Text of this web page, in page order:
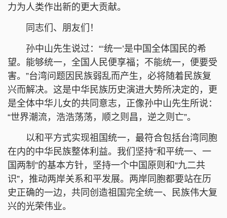
力为人类作出新的更大贡献。
同志们、朋友们！
孙中山先生说过：“‘统一’是中国全体国民的希
望。能够统一，全国人民便享福；不能统一，便要受
害。”台湾问题因民族弱乱而产生，必将随着民族复
兴而解决。这是中华民族历史演进大势所决定的，更
是全体中华儿女的共同意志，正像孙中山先生所说：
“世界潮流，浩浩荡荡，顺之则昌，逆之则亡”。
以和平方式实现祖国统一，最符合包括台湾同胞
在内的中华民族整体利益。我们坚持“和平统一、一
国两制”的基本方针，坚持一个中国原则和“九二共
识”，推动两岸关系和平发展。两岸同胞都要站在历
史正确的一边，共同创造祖国完全统一、民族伟大复
兴的光荣伟业。